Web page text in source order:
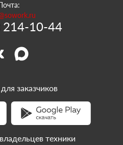
214-10-44
заказчиков
техники